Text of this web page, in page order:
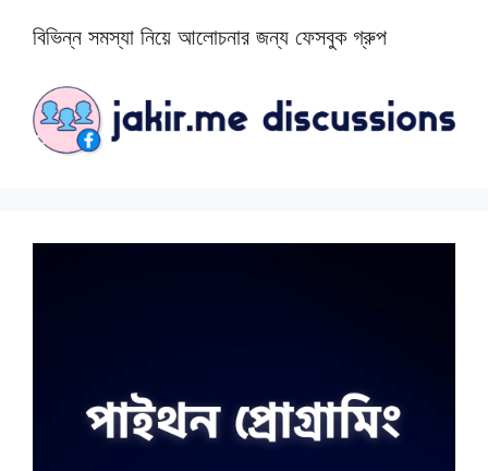
বিভিন্ন সমস্যা নিয়ে আলোচনার জন্য ফেসবুক গ্রুপ